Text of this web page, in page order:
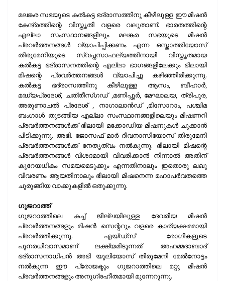
മലങ്കര സഭയുടെ കല്‍കട്ട ഭദ്രാസത്തിനു കീഴിലുള്ള ഈ മിഷന്‍
കേന്ദ്രത്തിന്റെ വിസ്തൃതി വളരെ വലുതാണ്. ഭാരതത്തിന്റെ
എല്ലാ സംസ്ഥാനങ്ങളിലും മലങ്കര സഭയുടെ മിഷന്‍
പ്രവര്‍ത്തനങ്ങള്‍ വ്യാപിപ്പിക്കണം എന്ന ഒസ്താത്തിയോസ്
തിരുമേനിയുടെ സ്വപ്നസാഫല്യത്തിനായി വിസ്തൃതമായ
കല്‍കട്ട ഭദ്രാസനത്തിന്റെ എല്ലാ ഭാഗങ്ങളിലേക്കും ഭിലായി
മിഷന്റെ പ്രവര്‍ത്തനങ്ങള്‍ വ്യാപിച്ചു കഴിഞ്ഞിരിക്കുന്നു.
കല്‍കട്ട ഭദ്രാസത്തിനു കീഴിലുള്ള ആസം, ബീഹാര്‍,
മദ്ധ്യപ്രദേശ്, ചത്തീസ്ഗഡ് ,മണിപ്പൂര്‍, മേഘാലയ, ത്രിപുര,
അരുണാചല്‍ പ്രദേശ് , നാഗാലാന്‍ഡ് ,മിസോറാം, പശ്ചിമ
ബംഗാള്‍ തുടങ്ങിയ എല്ലാ സംസ്ഥാനങ്ങളിലെയും മിഷണറി
പ്രവര്‍ത്തനങ്ങള്‍ക്ക് ഭിലായി മക്കോഡിയ മിഷനുകള്‍ ചുക്കാന്‍
പിടിക്കുന്നു. അഭി. ജോസഫ് മാര്‍ ദീവനാസിയോസ് തിരുമേനി
പ്രവര്‍ത്തനങ്ങള്‍ക്ക് നേതൃത്വം നല്‍കുന്നു. ഭിലായി മിഷന്റെ
പ്രവര്‍ത്തനങ്ങള്‍ വിശദമായി വിവരിക്കാന്‍ നിന്നാല്‍ അതിന്
കുറേയധികം സമയമെടുക്കും എന്നതിനാലും ഇതൊരു ലഖു
വിവരണം ആയതിനാലും ഭിലായി മിഷനെന്ന മഹാപര്‍വതത്തെ
ചുരുങ്ങിയ വാക്കുകളില്‍ ഒതുക്കുന്നു.
ഗുജറാത്ത്
ഗുജറാത്തിലെ കച്ച് ജില്ലയിലുള്ള ദേവരിയ മിഷന്‍
പ്രവര്‍ത്തനങ്ങളും മിഷന്‍ സെന്ററും വളരെ കാര്യക്ഷമമായി
പ്രവര്‍ത്തിക്കുന്നു. എയ്ഡ്സ് രോഗികളുടെ
പുനരധിവാസമാണ് ലക്ഷ്യമിടുന്നത്. അഹമ്മദാബാദ്
ഭദ്രാസനാധിപന്‍ അഭി യൂലിയോസ് തിരുമേനി മേല്‍നോട്ടം
നല്‍കുന്ന ഈ പ്രോജക്ടും ഗുജറാത്തിലെ മറ്റു മിഷന്‍
പ്രവര്‍ത്തനങ്ങളും അനുഗ്രഹീതമായി മുന്നേറുന്നു.